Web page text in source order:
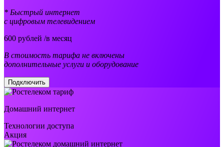
* Быстрый интернет
с цифровым телевидением
600 рублей /в месяц
В стоимость тарифа не включены
дополнительные услуги и оборудование
Подключить
Домашний интернет
Технологии доступа
Акция